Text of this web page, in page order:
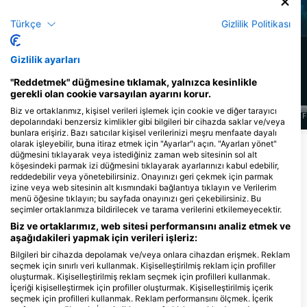
J F M A M J J A S O N D J F M A M J J A S O N D F
Daha Fazla Hayvan Göster
Bu Dalış Bölgesine Hizmet Veren Dalış
Merkezleri
Club Ras Soma Diving Center
Soma Bay, Km 48, Safaga Road,
P.O.Box 149, 84711 Hurghada, Mısır
ORCA DIVE CLUB SAFAGA
AMARINA
Amarina Resort Abu Soma - Safaga,
00000 SAFAGA, Mısır
Türkçe Gizlilik Politikası
Gizlilik ayarları
"Reddetmek" düğmesine tıklamak, yalnızca kesinlikle
gerekli olan cookie varsayılan ayarını korur.
Biz ve ortaklarımız, kişisel verileri işlemek için cookie ve diğer tarayıcı
depolarındaki benzersiz kimlikler gibi bilgileri bir cihazda saklar ve/veya
bunlara erişiriz. Bazı satıcılar kişisel verilerinizi meşru menfaate dayalı
olarak işleyebilir, buna itiraz etmek için "Ayarlar"ı açın. "Ayarları yönet"
düğmesini tıklayarak veya istediğiniz zaman web sitesinin sol alt
köşesindeki parmak izi düğmesini tıklayarak ayarlarınızı kabul edebilir,
reddedebilir veya yönetebilirsiniz. Onayınızı geri çekmek için parmak
izine veya web sitesinin alt kısmındaki bağlantıya tıklayın ve Verilerim
menü öğesine tıklayın; bu sayfada onayınızı geri çekebilirsiniz. Bu
seçimler ortaklarımıza bildirilecek ve tarama verilerini etkilemeyecektir.
Biz ve ortaklarımız, web sitesi performansını analiz etmek ve
aşağıdakileri yapmak için verileri işleriz:
Bilgileri bir cihazda depolamak ve/veya onlara cihazdan erişmek. Reklam
seçmek için sınırlı veri kullanmak. Kişiselleştirilmiş reklam için profiller
oluşturmak. Kişiselleştirilmiş reklam seçmek için profilleri kullanmak.
İçeriği kişiselleştirmek için profiller oluşturmak. Kişiselleştirilmiş içerik
seçmek için profilleri kullanmak. Reklam performansını ölçmek. İçerik